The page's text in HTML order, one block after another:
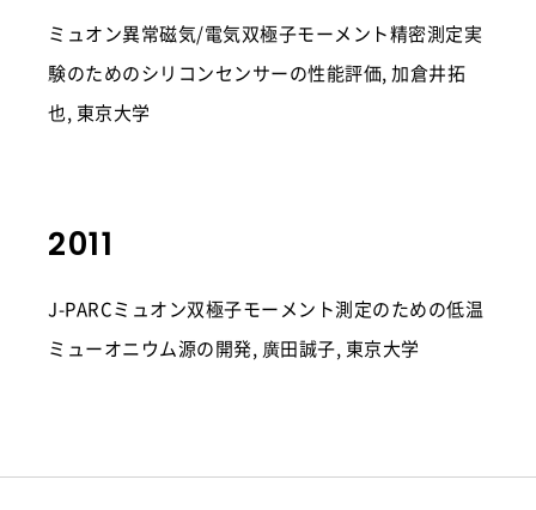
ミュオン異常磁気/電気双極子モーメント精密測定実
験のためのシリコンセンサーの性能評価, 加倉井拓
也, 東京大学
2011
J-PARCミュオン双極子モーメント測定のための低温
ミューオニウム源の開発, 廣田誠子, 東京大学